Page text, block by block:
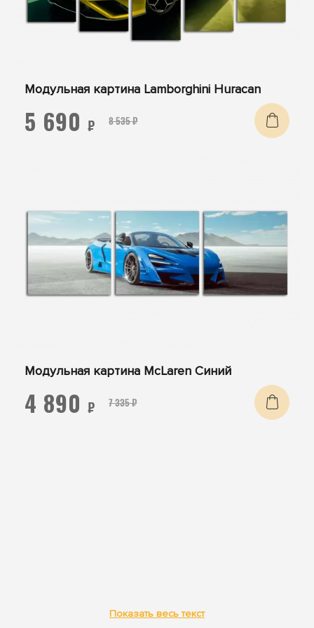
Модульная картина Lamborghini Huracan
8 535 ₽
5 690 ₽
Модульная картина McLaren Синий
7 335 ₽
4 890 ₽
Показать весь текст